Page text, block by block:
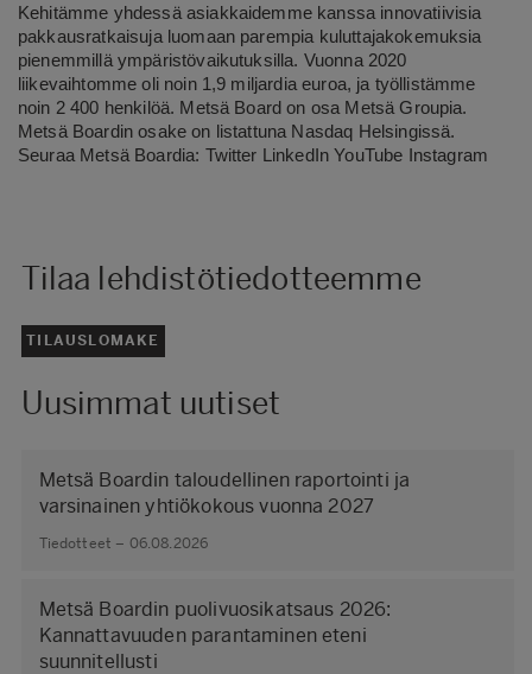
Kehitämme yhdessä asiakkaidemme kanssa innovatiivisia
pakkausratkaisuja luomaan parempia kuluttajakokemuksia
pienemmillä ympäristövaikutuksilla. Vuonna 2020
liikevaihtomme oli noin 1,9 miljardia euroa, ja työllistämme
noin 2 400 henkilöä. Metsä Board on osa Metsä Groupia.
Metsä Boardin osake on listattuna Nasdaq Helsingissä.
Seuraa Metsä Boardia: Twitter LinkedIn YouTube Instagram
Tilaa lehdistötiedotteemme
TILAUSLOMAKE
Uusimmat uutiset
Metsä Boardin taloudellinen raportointi ja
varsinainen yhtiökokous vuonna 2027
Tiedotteet – 06.08.2026
Metsä Boardin puolivuosikatsaus 2026:
Kannattavuuden parantaminen eteni
suunnitellusti